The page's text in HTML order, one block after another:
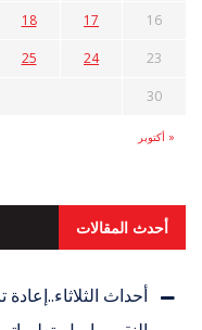
« أكتوبر
16
17
18
23
24
25
30
أحدث المقالات
أحداث